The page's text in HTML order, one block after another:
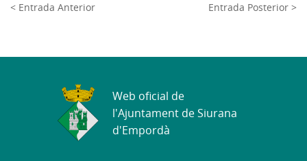
< Entrada Anterior Entrada Posterior >
Web oficial de
l'Ajuntament de Siurana
d'Empordà